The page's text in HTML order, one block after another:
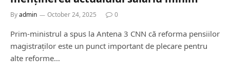
Byadmin October 24, 2025 0
Prim-ministrul a spus la Antena 3 CNN că reforma pensiilor
magistraților este un punct important de plecare pentru
alte reforme…